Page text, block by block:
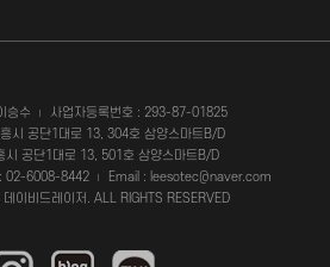
승수
사업자등록번호 : 293-87-01825
시 공단1대로 13, 304호 삼양스마트B/D
시 공단1대로 13, 501호 삼양스마트B/D
02-6008-8442
Email : leesotec@naver.com
이비드레이저. ALL RIGHTS RESERVED